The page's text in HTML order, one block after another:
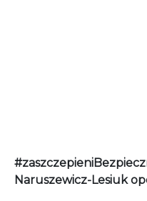
Naruszewicz-Lesiuk